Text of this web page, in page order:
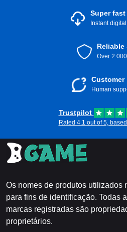
Super fast
Instant
Reliable
Over
Human
Trustpilot
Rated 4.1 out of 5,
Os nomes de produtos utilizados
para fins de identificação. Todas
marcas registradas são
proprietários.